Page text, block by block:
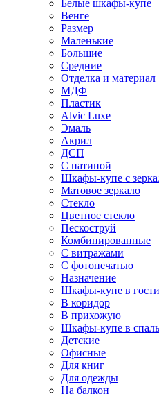
Белые шкафы-купе
Венге
Размер
Маленькие
Большие
Средние
Отделка и материал
МДФ
Пластик
Alvic Luxe
Эмаль
Акрил
ДСП
С патиной
Шкафы-купе с
Матовое зеркало
Стекло
Цветное стекло
Пескоструй
Комбинированные
С витражами
С фотопечатью
Назначение
Шкафы-купе в
В коридор
В прихожую
Шкафы-купе в
Детские
Офисные
Для книг
Для одежды
На балкон